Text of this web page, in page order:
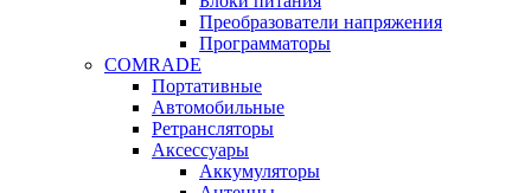
Преобразователи напряжения
Программаторы
COMRADE
Портативные
Автомобильные
Ретрансляторы
Аксессуары
Аккумуляторы